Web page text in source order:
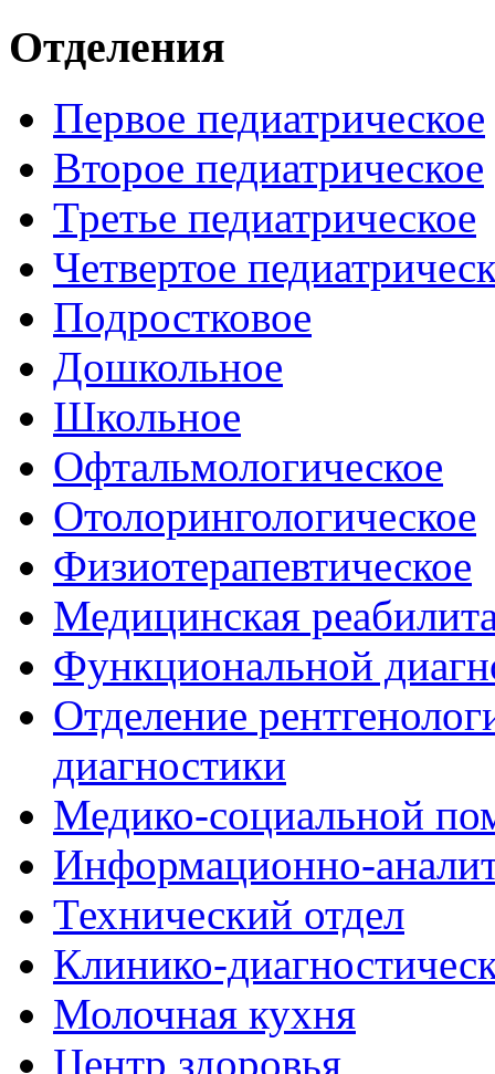
Отделения
Первое педиатрическое
Второе педиатрическое
Третье педиатрическое
Четвертое
Подростковое
Дошкольное
Школьное
Офтальмологическое
Отолорингологическое
Физиотерапевтическое
Медицинская
Функциональной
Отделение
диагностики
Медико-социальной
Информационно-
Технический отдел
Клинико-
Молочная кухня
Центр здоровья